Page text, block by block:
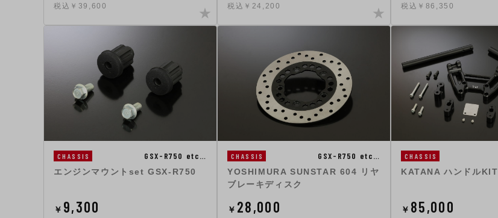
税込￥39,600 税込￥24,200 税込￥86,350
CHASSIS GSX-R750 etc…
エンジンマウントset GSX-R750
￥ 9,300
CHASSIS GSX-R750 etc…
YOSHIMURA SUNSTAR 604 リヤ
ブレーキディスク
￥ 28,000
CHASSIS
KATANA ハンドルKIT
￥ 85,000